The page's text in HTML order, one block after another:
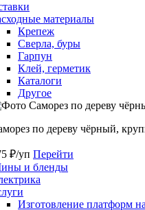
материалы
Крепеж
Сверла, буры
Гарпун
Клей, герметик
Каталоги
Другое
по дереву чёрный,
₽/уп Перейти
и бленды
Изготовление платформ